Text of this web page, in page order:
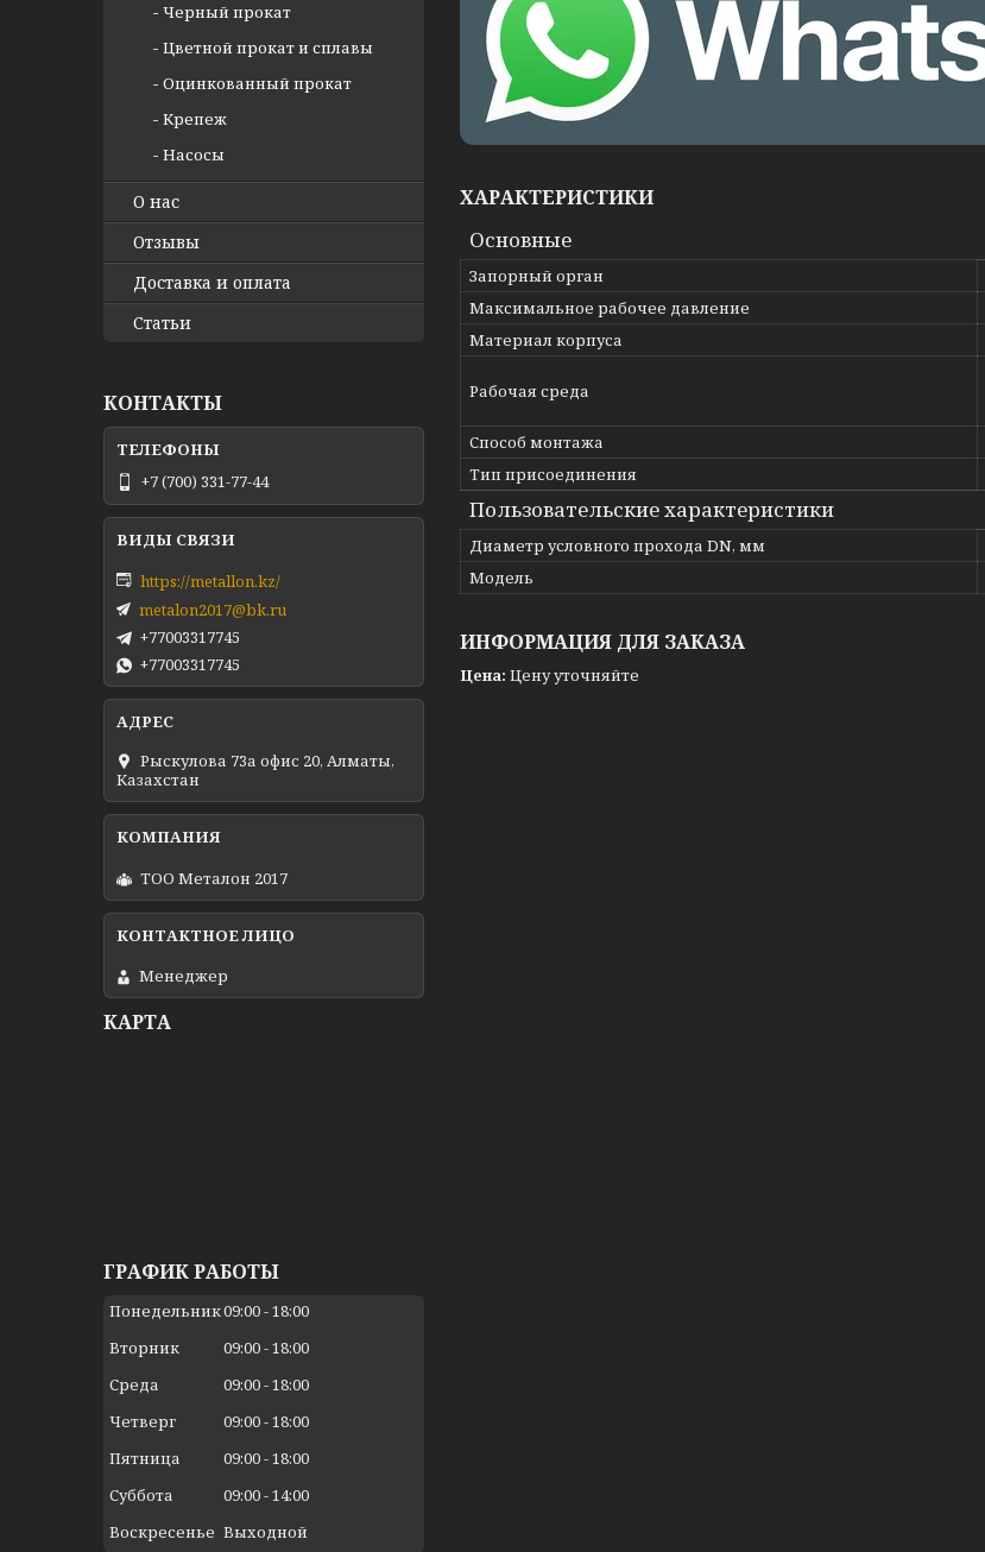
ХАРАКТЕРИСТИКИ
Основные
Запорный орган
Максимальное рабочее давление
Материал корпуса
Рабочая среда
Способ монтажа
Тип присоединения
Пользовательские характеристики
Диаметр условного прохода DN, мм
Модель
ИНФОРМАЦИЯ ДЛЯ ЗАКАЗА
Цена: Цену уточняйте
Черный прокат
Цветной прокат и сплавы
Оцинкованный прокат
Крепеж
Насосы
О нас
Отзывы
Доставка и оплата
Статьи
КОНТАКТЫ
+7 (700) 331-77-44
https://metallon.kz/
metalon2017@bk.ru
+77003317745
+77003317745
Рыскулова 73а офис 20, Алматы,
Казахстан
ТОО Металон 2017
Менеджер
КАРТА
ГРАФИК РАБОТЫ
Понедельник09:00 18:00
Вторник
09:00 18:00
Среда
09:00 18:00
Четверг
09:00 18:00
Пятница
09:00 18:00
Суббота
09:00 14:00
Воскресенье Выходной